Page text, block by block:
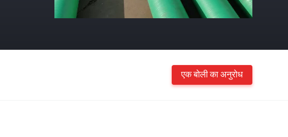
एक बोली का अनुरोध